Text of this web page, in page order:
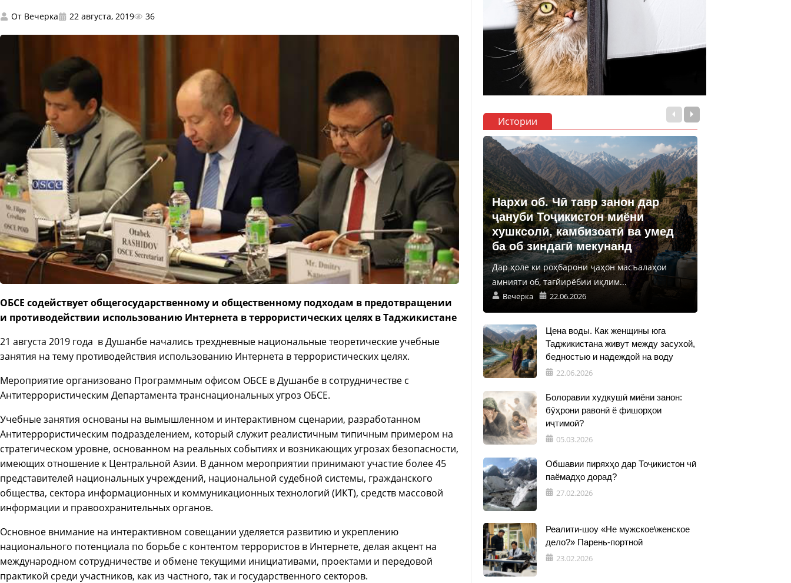
От Вечерка 22 августа, 2019 36
ОБСЕ содействует общегосударственному и общественному подходам в предотвращении
и противодействии использованию Интернета в террористических целях в Таджикистане
21 августа 2019 года в Душанбе начались трехдневные национальные теоретические учебные
занятия на тему противодействия использованию Интернета в террористических целях.
Мероприятие организовано Программным офисом ОБСЕ в Душанбе в сотрудничестве с
Антитеррористическим Департамента транснациональных угроз ОБСЕ.
Учебные занятия основаны на вымышленном и интерактивном сценарии, разработанном
Антитеррористическим подразделением, который служит реалистичным типичным примером на
стратегическом уровне, основанном на реальных событиях и возникающих угрозах безопасности,
имеющих отношение к Центральной Азии. В данном мероприятии принимают участие более 45
представителей национальных учреждений, национальной судебной системы, гражданского
общества, сектора информационных и коммуникационных технологий (ИКТ), средств массовой
информации и правоохранительных органов.
Основное внимание на интерактивном совещании уделяется развитию и укреплению
национального потенциала по борьбе с контентом террористов в Интернете, делая акцент на
международном сотрудничестве и обмене текущими инициативами, проектами и передовой
практикой среди участников, как из частного, так и государственного секторов.
Истории
Нархи об. Чӣ тавр занон дар
ҷануби Тоҷикистон миёни
хушксолӣ, камбизоатӣ ва умед
ба об зиндагӣ мекунанд
Дар ҳоле ки роҳбарони ҷаҳон масъалаҳои
амнияти об, тағйирёбии иқлим...
Вечерка 22.06.2026
Цена воды. Как женщины юга
Таджикистана живут между засухой,
бедностью и надеждой на воду
22.06.2026
Болоравии худкушӣ миёни занон:
бӯҳрони равонӣ ё фишорҳои
иҷтимоӣ?
05.03.2026
Обшавии пиряхҳо дар Тоҷикистон чӣ
паёмадҳо дорад?
27.02.2026
Реалити-шоу «Не мужское\женское
дело?» Парень-портной
23.02.2026